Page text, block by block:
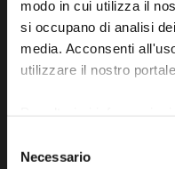
modo in cui utilizza il
si occupano di analisi
media. Acconsenti
utilizzare il nostro
delNecessario
dell'Unione dei